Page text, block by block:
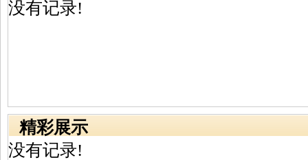
没有记录!
精彩展示
没有记录!